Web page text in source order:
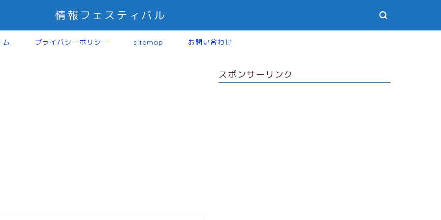
情報フェスティバル
ム プライバシーポリシー sitemap お問い合わせ
スポンサーリンク